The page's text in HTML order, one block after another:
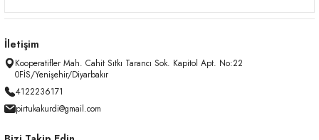
İletişim
Kooperatifler Mah. Cahit Sıtkı Tarancı Sok. Kapitol Apt. No:22
0FİS/Yenişehir/Diyarbakır
4122236171
pirtukakurdi@gmail.com